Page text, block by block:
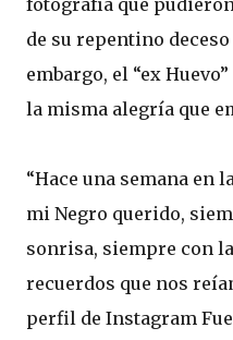
de su repentino
embargo, el “ex
la misma alegría que
“Hace una semana en
mi Negro querido,
sonrisa, siempre con
recuerdos que nos
perfil de Instagram